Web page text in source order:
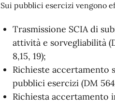
Sui pubblici esercizi vengono
Trasmissione SCIA di
attività e sorvegliabilità
8,15, 19);
Richieste accertamento
pubblici esercizi (DM
Richiesta